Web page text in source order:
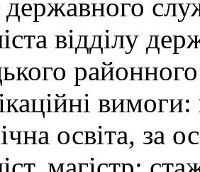
державного
відділу
освіта, за